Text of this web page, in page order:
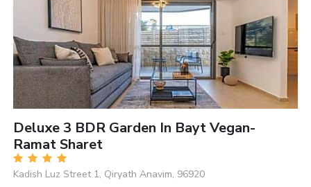
Deluxe 3 BDR Garden In Bayt Vegan-
Ramat Sharet
Kadish Luz Street 1, Qiryath Anavim, 96920